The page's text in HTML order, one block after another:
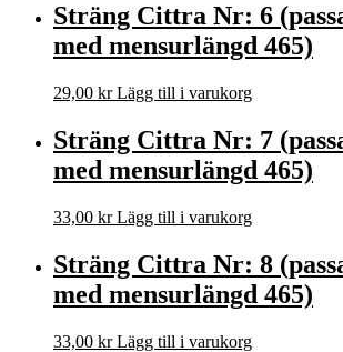
Sträng Cittra Nr: 6
med mensurlängd 465)
29,00 kr Lägg till i varukorg
Sträng Cittra Nr: 7
med mensurlängd 465)
33,00 kr Lägg till i varukorg
Sträng Cittra Nr: 8
med mensurlängd 465)
33,00 kr Lägg till i varukorg